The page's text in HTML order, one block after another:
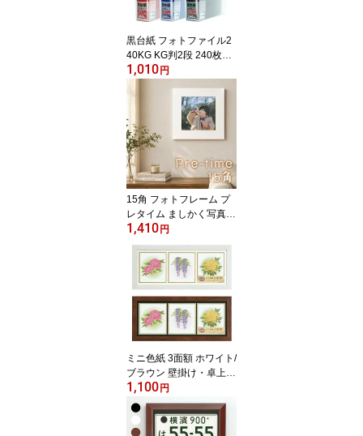
黒台紙 フォトファイル2
40KG KG判2段 240枚収
納 レッド/ブルー/ブラッ
整理 収納
1,010 円
15角 フォトフレーム プ
レタイム ましかく写真対
応マット付き ホワイト
壁掛け/卓上兼用 万丈 額
縁 写真立て 木製 89判 ま
しかくプリント 真四角
正方形 スクエア
1,410 円
ミニ色紙 3面額 ホワイト/
ブラウン 壁掛け・卓上兼
用 万丈 寸松庵 額縁 フレ
ーム 3枚 収納 飾る スタ
ンド
1,100 円